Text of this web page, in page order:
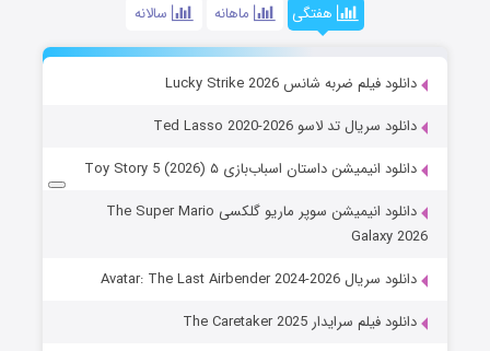
هفتگی ماهانه سالانه
دانلود فیلم ضربه شانس Lucky Strike 2026
دانلود سریال تد لاسو Ted Lasso 2020-2026
دانلود انیمیشن داستان اسباب‌بازی ۵ Toy Story 5 (2026)
دانلود انیمیشن سوپر ماریو گلکسی The Super Mario
Galaxy 2026
دانلود سریال Avatar: The Last Airbender 2024-2026
دانلود فیلم سرایدار The Caretaker 2025